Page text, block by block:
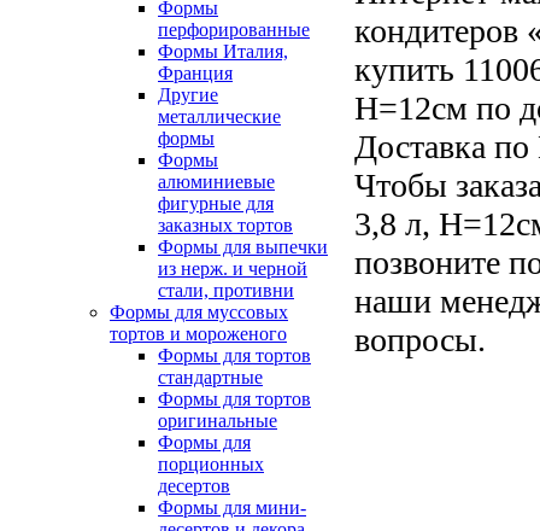
Формы
перфорированные
Формы Италия,
Франция
Другие
металлические
формы
Формы
алюминиевые
фигурные для
заказных тортов
Формы для выпечки
из нерж. и черной
стали, противни
Формы для муссовых
тортов и мороженого
Формы для тортов
стандартные
Формы для тортов
оригинальные
Формы для
порционных
десертов
Формы для мини-
кондитеров
купить
H=12см по
Доставка
Чтобы
3,8 л,
позвоните
наши
вопросы.